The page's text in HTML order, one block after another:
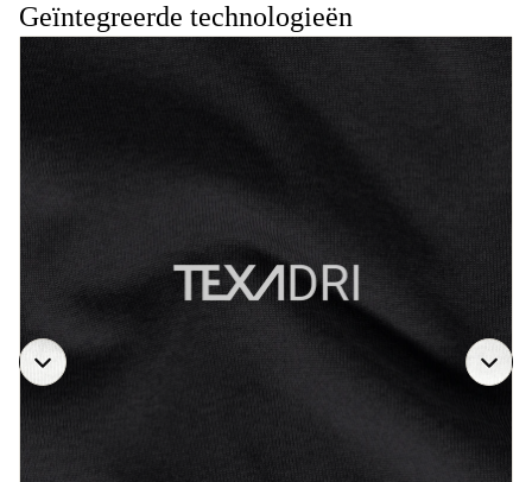
Geïntegreerde technologieën